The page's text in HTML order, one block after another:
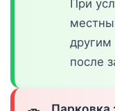
При
другим
после